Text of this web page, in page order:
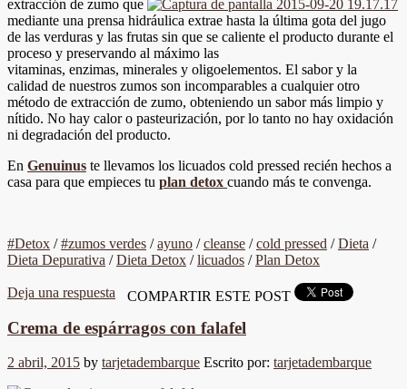
extracción de zumo que
mediante una prensa hidráulica extrae hasta la última gota del jugo
de las verduras y las frutas sin que se caliente el producto durante el
proceso y preservando al máximo las
vitaminas, enzimas, minerales y oligoelementos. El sabor y la
calidad de nuestros zumos son incomparables a cualquier otro
método de extracción de zumo, obteniendo un sabor más limpio y
nítido. No hay calor o pasteurización, por lo tanto no hay oxidación
ni degradación del producto.
En Genuinus te llevamos los licuados cold pressed recién hechos a
casa para que empieces tu plan detox cuando más te convenga.
#Detox /#zumos verdes /ayuno /cleanse /cold pressed /Dieta /
Dieta Depurativa /Dieta Detox /licuados /Plan Detox
Deja una respuesta COMPARTIR ESTE POST
Crema de espárragos con falafel
2 abril, 2015 by tarjetadembarque Escrito por: tarjetadembarque